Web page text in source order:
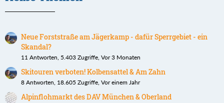
Neue Forststraße am Jägerkamp - dafür Sperrgebiet - ein
Skandal?
11 Antworten, 5.403 Zugriffe, Vor 3 Monaten
Skitouren verboten! Kolbensattel & Am Zahn
8 Antworten, 18.605 Zugriffe, Vor einem Jahr
Alpinflohmarkt des DAV München & Oberland